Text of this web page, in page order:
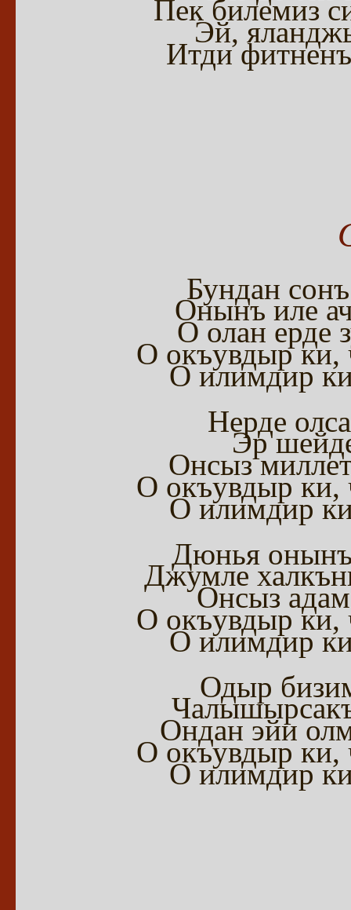
Пек билемиз
Эй,
Итди
Бундан
Онынъ иле
О олан ерде
О окъувдыр
О илимдир
Нерде
Эр
Онсыз
О окъувдыр
О илимдир
Дюнья
Джумле
Онсыз
О окъувдыр
О илимдир
Одыр
Ондан эйи
О окъувдыр
О илимдир